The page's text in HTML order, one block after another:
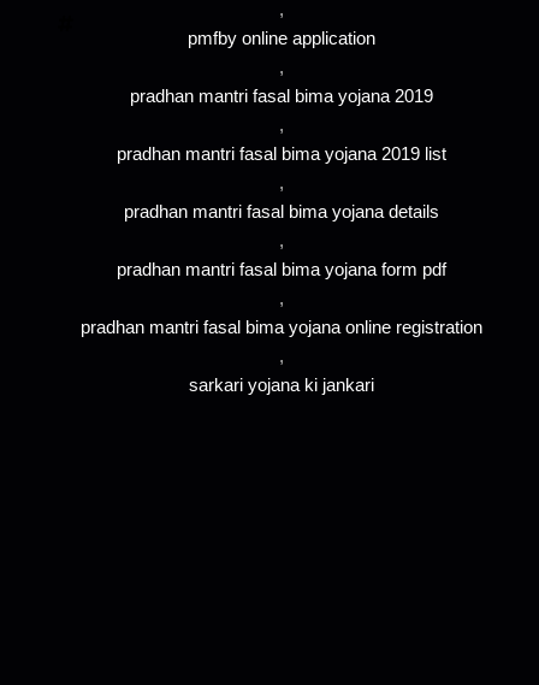
,
pmfby online application
,
pradhan mantri fasal bima yojana 2019
,
pradhan mantri fasal bima yojana 2019 list
,
pradhan mantri fasal bima yojana details
,
pradhan mantri fasal bima yojana form pdf
,
pradhan mantri fasal bima yojana online registration
,
sarkari yojana ki jankari